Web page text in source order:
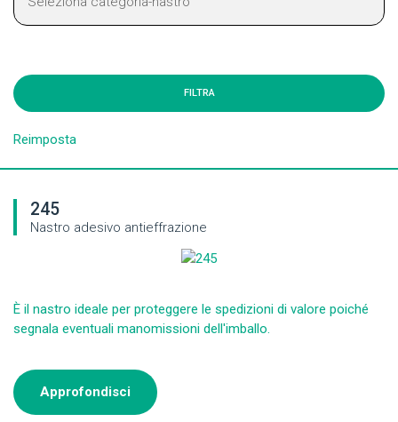
Reimposta
245
Nastro adesivo antieffrazione
È il nastro ideale per proteggere le spedizioni di valore poiché
segnala eventuali manomissioni dell'imballo.
Approfondisci